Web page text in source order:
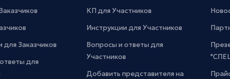
для Заказчиков
для
КП для Участников
Инструкции для Участников
Вопросы и ответы для
Участников
Добавить представителя на